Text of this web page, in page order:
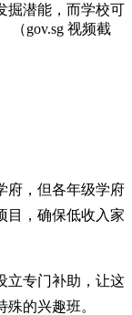
掘潜能，而学校可
（gov.sg 视频截
府，但各年级学府
目，确保低收入家
立专门补助，让这
的兴趣班。